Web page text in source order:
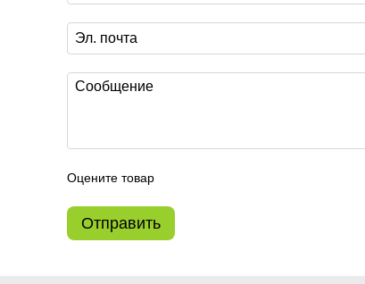
Оцените товар
Отправить